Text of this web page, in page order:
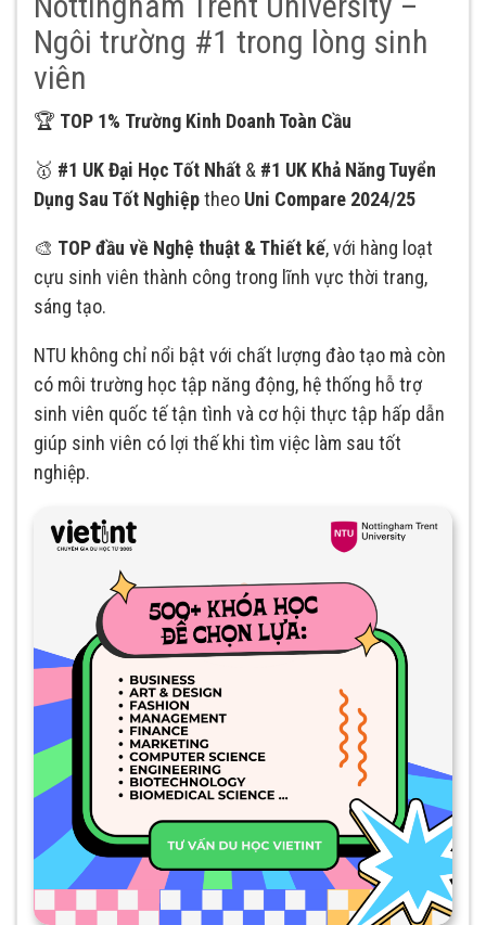
Ngôi trường #1 trong lòng sinh
viên
🏆 TOP 1% Trường Kinh Doanh Toàn Cầu
🥇 #1 UK Đại Học Tốt Nhất & #1 UK Khả Năng Tuyển
Dụng Sau Tốt Nghiệptheo Uni Compare 2024/25
🎨 TOP đầu về Nghệ thuật & Thiết kế, với hàng loạt
cựu sinh viên thành công trong lĩnh vực thời trang,
sáng tạo.
NTU không chỉ nổi bật với chất lượng đào tạo mà còn
có môi trường học tập năng động, hệ thống hỗ trợ
sinh viên quốc tế tận tình và cơ hội thực tập hấp dẫn
giúp sinh viên có lợi thế khi tìm việc làm sau tốt
nghiệp.